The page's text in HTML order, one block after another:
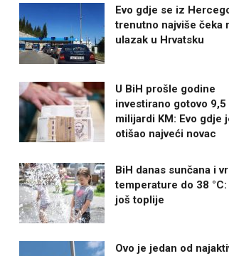
Evo gdje se iz
trenutno najviše čeka
ulazak u Hrvatsku
U BiH prošle godine
investirano gotovo 9,5
milijardi KM: Evo gdje
otišao najveći novac
BiH danas sunčana i
temperature do 38
još toplije
Ovo je jedan od